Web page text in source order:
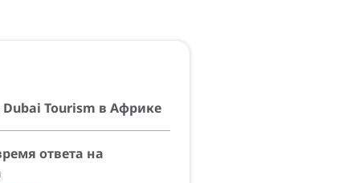
Dubai Tourism в Африке
ответа на